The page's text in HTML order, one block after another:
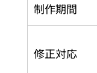
制作期間
修正対応